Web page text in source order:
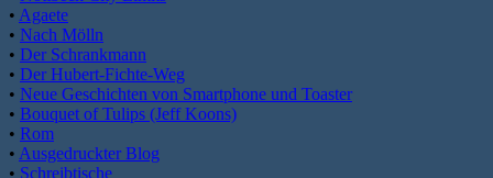
• Agaete
• Nach Mölln
• Der Schrankmann
• Der Hubert-Fichte-Weg
• Neue Geschichten von Smartphone und Toaster
• Bouquet of Tulips (Jeff Koons)
• Rom
• Ausgedruckter Blog
• Schreibtische